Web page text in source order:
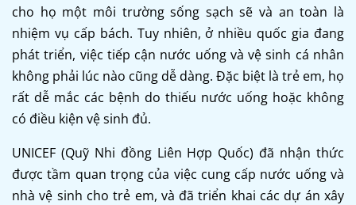
cho họ một môi trường sống sạch sẽ và an toàn là
nhiệm vụ cấp bách. Tuy nhiên, ở nhiều quốc gia đang
phát triển, việc tiếp cận nước uống và vệ sinh cá nhân
không phải lúc nào cũng dễ dàng. Đặc biệt là trẻ em, họ
rất dễ mắc các bệnh do thiếu nước uống hoặc không
có điều kiện vệ sinh đủ.
UNICEF (Quỹ Nhi đồng Liên Hợp Quốc) đã nhận thức
được tầm quan trọng của việc cung cấp nước uống và
nhà vệ sinh cho trẻ em, và đã triển khai các dự án xây